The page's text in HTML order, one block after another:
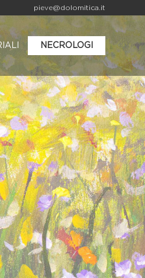
pieve@dolomitica.it
NECROLOGI